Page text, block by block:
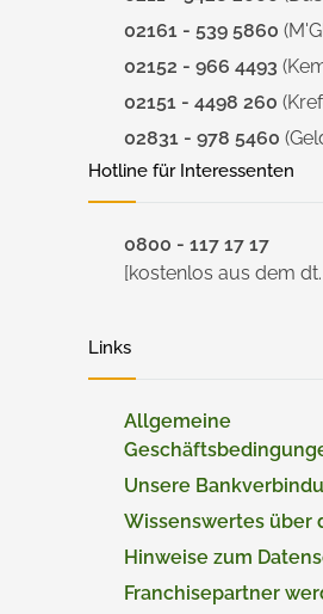
02161 - 539 5860
02152 - 966 4493
02151 - 4498 260
02831 - 978 5460
Hotline für Interessenten
0800 - 117 17 17
[kostenlos aus dem
Links
Allgemeine
Unsere
Wissenswertes über
Hinweise zum
Franchisepartner